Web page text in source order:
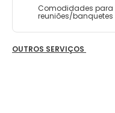
Comodidades para
reuniões/banquetes
OUTROS SERVIÇOS